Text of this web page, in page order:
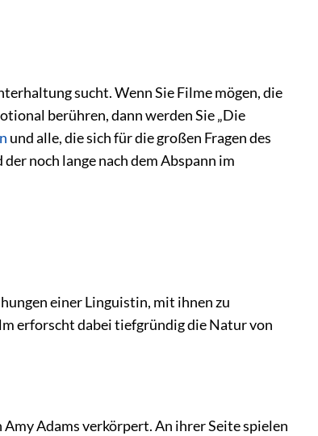
sucht. Wenn Sie Filme mögen, die
berühren, dann werden Sie „Die
und alle, die sich für die großen Fragen des
noch lange nach dem Abspann im
einer Linguistin, mit ihnen zu
erforscht dabei tiefgründig die Natur von
Adams verkörpert. An ihrer Seite spielen